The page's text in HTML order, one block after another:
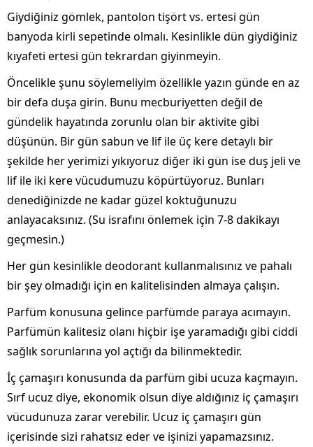
Giydiğiniz gömlek, pantolon tişört vs. ertesi gün
banyoda kirli sepetinde olmalı. Kesinlikle dün giydiğiniz
kıyafeti ertesi gün tekrardan giyinmeyin.
Öncelikle şunu söylemeliyim özellikle yazın günde en az
bir defa duşa girin. Bunu mecburiyetten değil de
gündelik hayatında zorunlu olan bir aktivite gibi
düşünün. Bir gün sabun ve lif ile üç kere detaylı bir
şekilde her yerimizi yıkıyoruz diğer iki gün ise duş jeli ve
lif ile iki kere vücudumuzu köpürtüyoruz. Bunları
denediğinizde ne kadar güzel koktuğunuzu
anlayacaksınız. (Su israfını önlemek için 7-8 dakikayı
geçmesin.)
Her gün kesinlikle deodorant kullanmalısınız ve pahalı
bir şey olmadığı için en kalitelisinden almaya çalışın.
Parfüm konusuna gelince parfümde paraya acımayın.
Parfümün kalitesiz olanı hiçbir işe yaramadığı gibi ciddi
sağlık sorunlarına yol açtığı da bilinmektedir.
İç çamaşırı konusunda da parfüm gibi ucuza kaçmayın.
Sırf ucuz diye, ekonomik olsun diye aldığınız iç çamaşırı
vücudunuza zarar verebilir. Ucuz iç çamaşırı gün
içerisinde sizi rahatsız eder ve işinizi yapamazsınız.